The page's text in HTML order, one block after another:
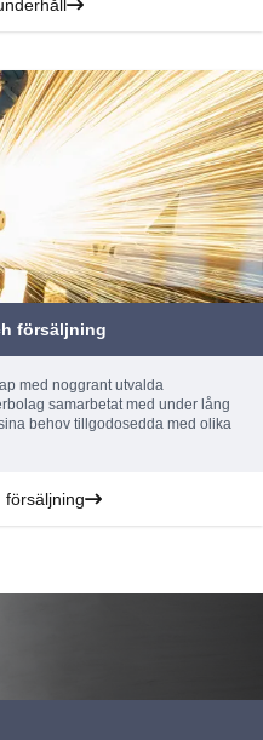
försäljning
med noggrant utvalda
samarbetat med under lång
behov tillgodosedda med olika
försäljning